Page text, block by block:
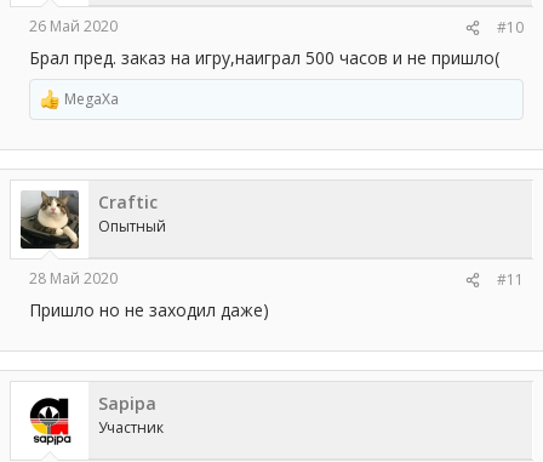
26 Май 2020 #10
Брал пред. заказ на игру,наиграл 500 часов и не пришло(
Р
е
а
к
ц
и
и
:
MegaXa
Craftic
Опытный
28 Май 2020 #11
Пришло но не заходил даже)
Sapipa
Участник